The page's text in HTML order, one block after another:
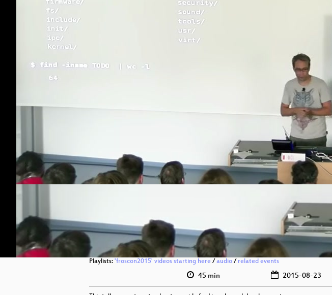
Playlists: 'froscon2015' videos starting here / audio / related events
45 min 2015-08-23